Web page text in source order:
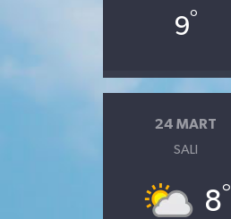
9°
24 MART
SALI
8°